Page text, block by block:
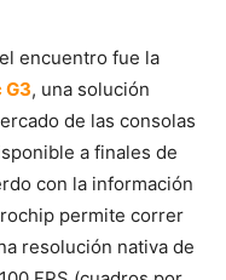
encuentro fue la
G3, una solución
de las consolas
a finales de
con la información
permite correr
resolución nativa de